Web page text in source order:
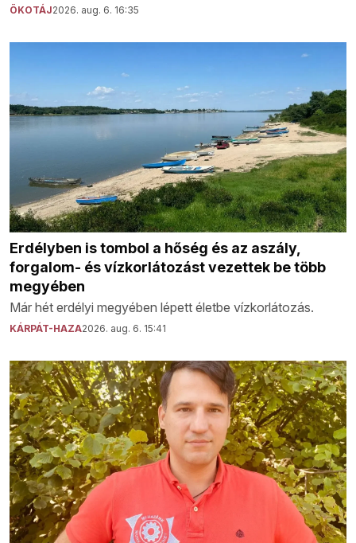
ÖKOTÁJ2026. aug. 6. 16:35
Erdélyben is tombol a hőség és az aszály,
forgalom- és vízkorlátozást vezettek be több
megyében
Már hét erdélyi megyében lépett életbe vízkorlátozás.
KÁRPÁT-HAZA2026. aug. 6. 15:41